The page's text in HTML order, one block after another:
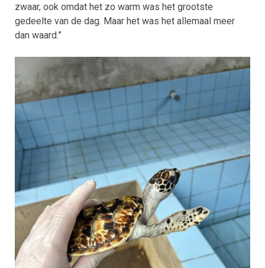
zwaar, ook omdat het zo warm was het grootste
gedeelte van de dag. Maar het was het allemaal meer
dan waard.”